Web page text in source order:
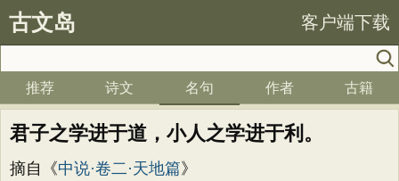
古文岛 客户端下载
推荐 诗文 名句 作者 古籍
君子之学进于道，小人之学进于利。
摘自《中说·卷二·天地篇》